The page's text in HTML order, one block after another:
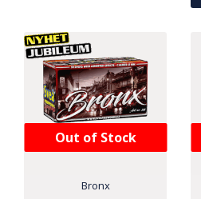
Out of Stock
Bronx